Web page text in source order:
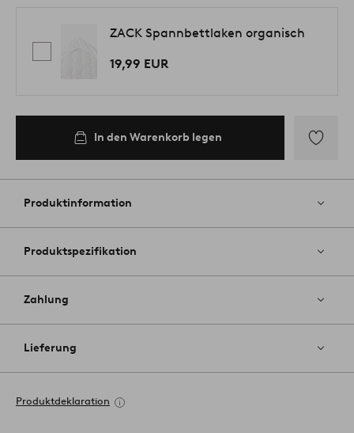
ZACK Spannbettlaken organisch
19,99 EUR
In den Warenkorb legen
Favoriten
Produktinformation
Produktspezifikation
Zahlung
Lieferung
Produktdeklaration